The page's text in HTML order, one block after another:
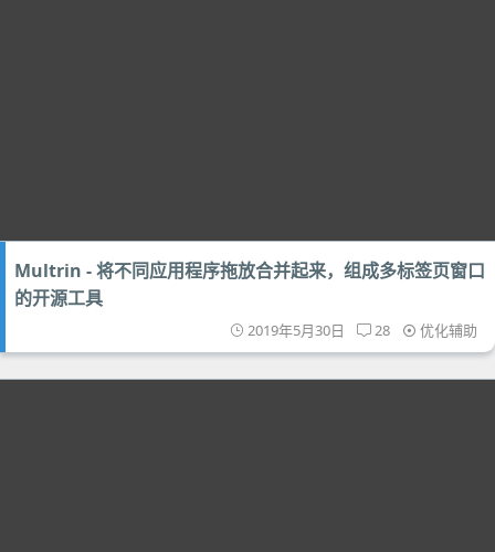
Multrin - 将不同应用程序拖放合并起来，组成多标签页窗口
的开源工具
2019年5月30日 28 优化辅助